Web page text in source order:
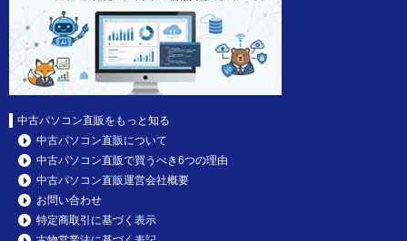
中古パソコン直販をもっと知る
中古パソコン直販について
中古パソコン直販で買うべき6つの理由
中古パソコン直販運営会社概要
お問い合わせ
特定商取引に基づく表示